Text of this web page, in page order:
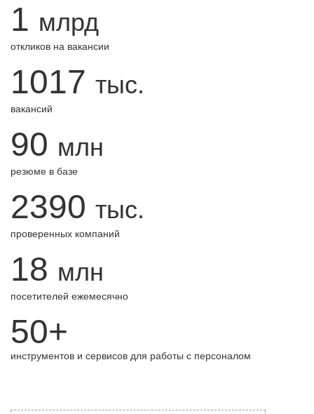
1 млрд
откликов на вакансии
1017 тыс.
вакансий
90 млн
резюме в базе
2390 тыс.
проверенных компаний
18 млн
посетителей ежемесячно
50+
инструментов и сервисов для работы с персоналом